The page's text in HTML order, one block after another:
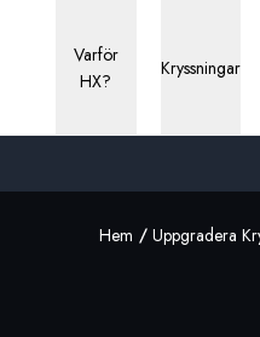
Varför
HX?
Kryssningar
Hem Uppgradera